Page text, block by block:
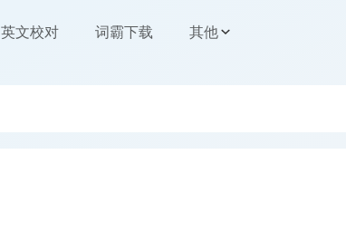
英文校对 词霸下载 其他